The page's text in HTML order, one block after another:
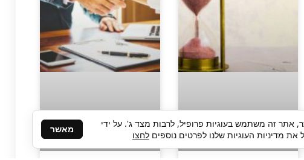
אתר זה משתמש בעוגיות פרופיל, לרבות מצד ג'. על ידי
מדיניות העוגיות שלנו לפרטים נוספים לחצו
מאשר